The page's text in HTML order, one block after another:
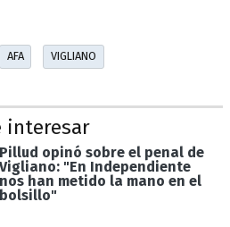
AFA VIGLIANO
interesar
Pillud opinó sobre el penal de
Vigliano: "En Independiente
nos han metido la mano en el
bolsillo"